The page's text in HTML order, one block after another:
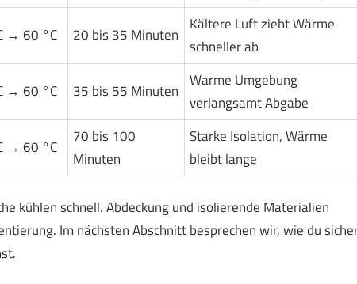
→ 60 °C 20 bis 35 Minuten
Kältere Luft zieht Wärme
schneller ab
→ 60 °C 35 bis 55 Minuten
Warme Umgebung
verlangsamt Abgabe
→ 60 °C
70 bis 100
Minuten
Starke Isolation, Wärme
bleibt lange
kühlen schnell. Abdeckung und isolierende Materialien
Im nächsten Abschnitt besprechen wir, wie du